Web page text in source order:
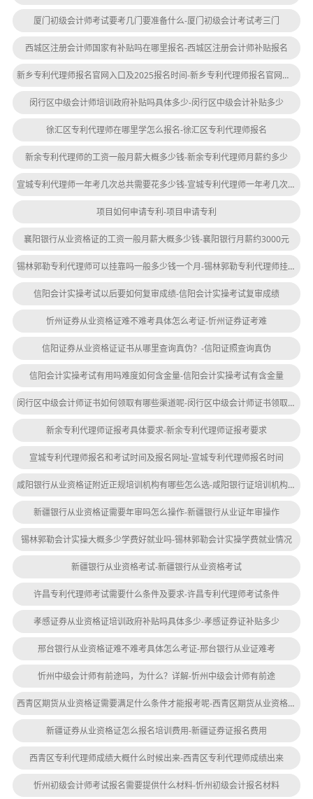
厦门初级会计师考试要考几门要准备什么-厦门初级会计考试考三门
西城区注册会计师国家有补贴吗在哪里报名-西城区注册会计师补贴报名
新乡专利代理师报名官网入口及2025报名时间-新乡专利代理师报名官网入口
闵行区中级会计师培训政府补贴吗具体多少-闵行区中级会计补贴多少
徐汇区专利代理师在哪里学怎么报名-徐汇区专利代理师报名
新余专利代理师的工资一般月薪大概多少钱-新余专利代理师月薪约多少
宣城专利代理师一年考几次总共需要花多少钱-宣城专利代理师一年考几次多少钱
项目如何申请专利-项目申请专利
襄阳银行从业资格证的工资一般月薪大概多少钱-襄阳银行月薪约3000元
锡林郭勒专利代理师可以挂靠吗一般多少钱一个月-锡林郭勒专利代理师挂靠费用每月多少钱
信阳会计实操考试以后要如何复审成绩-信阳会计实操考试复审成绩
忻州证券从业资格证难不难考具体怎么考证-忻州证券证考难
信阳证券从业资格证证书从哪里查询真伪？-信阳证照查询真伪
信阳会计实操考试有用吗难度如何含金量-信阳会计实操考试有含金量
闵行区中级会计师证书如何领取有哪些渠道呢-闵行区中级会计师证书领取渠道
新余专利代理师证报考具体要求-新余专利代理师证报考要求
宣城专利代理师报名和考试时间及报名网址-宣城专利代理师报名时间
咸阳银行从业资格证附近正规培训机构有哪些怎么选-咸阳银行证培训机构推荐
新疆银行从业资格证需要年审吗怎么操作-新疆银行从业证年审操作
锡林郭勒会计实操大概多少学费好就业吗-锡林郭勒会计实操学费就业情况
新疆银行从业资格考试-新疆银行从业资格考试
许昌专利代理师考试需要什么条件及要求-许昌专利代理师考试条件
孝感证券从业资格证培训政府补贴吗具体多少-孝感证券证补贴多少
邢台银行从业资格证难不难考具体怎么考证-邢台银行从业证难考
忻州中级会计师有前途吗，为什么？详解-忻州中级会计师有前途
西青区期货从业资格证需要满足什么条件才能报考呢-西青区期货从业资格证报考条件
新疆证券从业资格证怎么报名培训费用-新疆证券证报名费用
西青区专利代理师成绩大概什么时候出来-西青区专利代理师成绩出来
忻州初级会计师考试报名需要提供什么材料-忻州初级会计报名材料